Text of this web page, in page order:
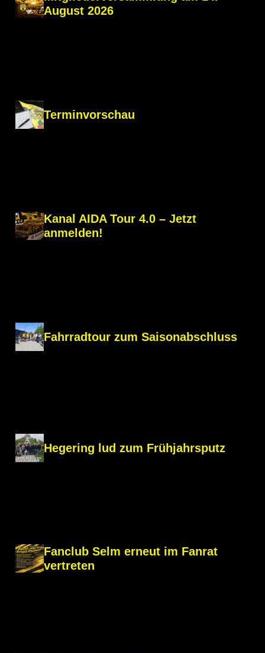
August 2026
Terminvorschau
Kanal AIDA Tour 4.0 – Jetzt
anmelden!
Fahrradtour zum Saisonabschluss
Hegering lud zum Frühjahrsputz
Fanclub Selm erneut im Fanrat
vertreten